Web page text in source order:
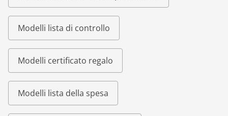
Modelli lista di controllo
Modelli certificato regalo
Modelli lista della spesa